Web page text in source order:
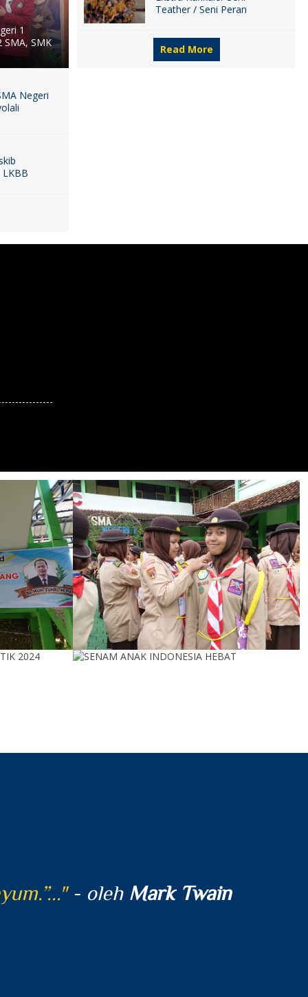
1
SMA, SMK
Negeri
Teather / Seni Peran
Read More
- oleh Mark Twain